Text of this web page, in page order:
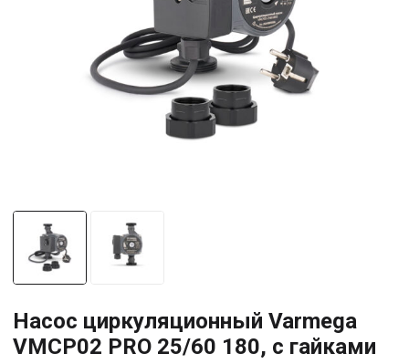
Насос циркуляционный Varmega
VMCP02 PRO 25/60 180, с гайками